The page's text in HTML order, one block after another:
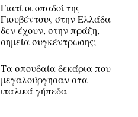
Γιατί οι οπαδοί της
Γιουβέντους στην Ελλάδα
δεν έχουν, στην πράξη,
σημεία συγκέντρωσης;
Τα σπουδαία δεκάρια που
μεγαλούργησαν στα
ιταλικά γήπεδα